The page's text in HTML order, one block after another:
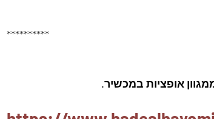
**********
אופציות במכשיר.